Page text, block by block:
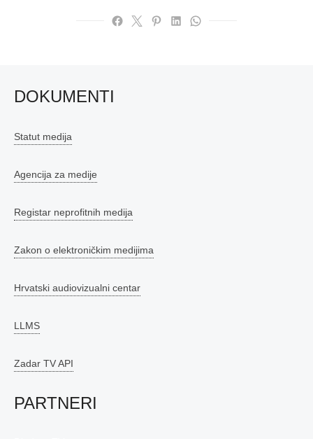
DOKUMENTI
Statut medija
Agencija za medije
Registar neprofitnih medija
Zakon o elektroničkim medijima
Hrvatski audiovizualni centar
LLMS
Zadar TV API
PARTNERI